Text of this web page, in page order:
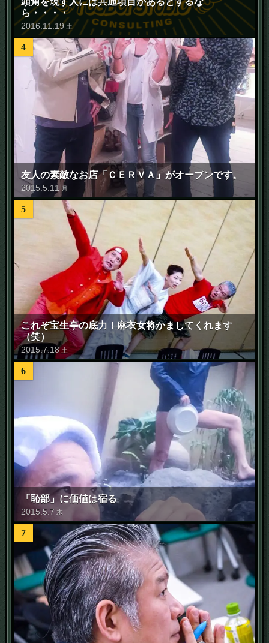
ら・・・・
2016 11 19 土
4
友人の素敵なお店「ＣＥＲＶＡ」がオープンです。
2015 5 11 月
5
これぞ宝生亭の底力！麻衣女将かましてくれます
（笑）
2015.7. 18 土
6
「恥部」に価値は宿る
2015 5 .7 木
7